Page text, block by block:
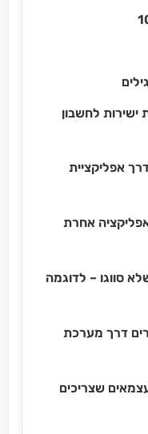
ישירות לחשבון
אפליקציית
אחרת
סווגו – לדוגמה
דרך מערכת
שצריכים